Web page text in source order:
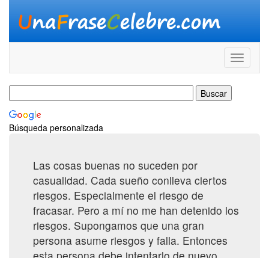
Búsqueda personalizada
Las cosas buenas no suceden por
casualidad. Cada sueño conlleva ciertos
riesgos. Especialmente el riesgo de
fracasar. Pero a mí no me han detenido los
riesgos. Supongamos que una gran
persona asume riesgos y falla. Entonces